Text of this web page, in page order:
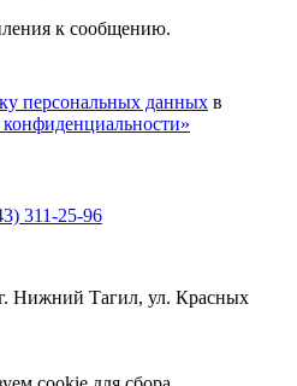
к сообщению.
персональных данных в
311-25-96
Нижний Тагил, ул. Красных